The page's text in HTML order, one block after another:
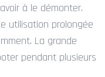
à le démonter.
utilisation prolongée
La grande
pendant plusieurs